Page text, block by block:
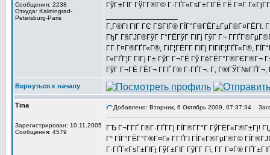
Сообщения: 2238
Откуда: Kaliningrad-
Petersburg-Paris
ГўГ±ГІГ ГўГ­Г®Г© Г·ГҐГ«ГѕГ±ГІГЁ ГЁ Г¤Г
Г‚Г®ГІ ГІГ ГЄ ГЅГІГ® ГЇГ°Г®ГЁГ±ГµГ®Г¤ГЁГІ.
ГђГ Г§ГЈГ®ГўГ Г°ГЁГўГ ГІГј ГўГ Г¬
Г­Г Г¤Г®ГҐГ«Г®, ГіГ¦ГЁГ­Г ГІГј ГІГїГ¦ГҐГ«Г®,
Г«ГҐГ¦Г ГІГј Г± ГўГ Г¬ГЁ Гў ГёГЁГ°Г®ГЄГ®Г¬
ГўГ Г¬ГЁ ГЁГ¬ Г­ГҐ Г® Г·ГҐГ¬. Г‚ Г®ГЎГ№ГҐГ¬,
Вернуться к началу
Tina
Зарегистрирован: 10.11.2005
Сообщения: 4579
Добавлено: Вторник, 6 Октябрь 2009, 07:37:34
ГЂ Г¬Г­ГҐ Г®Г·ГҐГ­Гј ГЇГ®Г­Г°Г ГўГЁГ«Г®Г±Гј!
Г“ ГЇГ°ГЁГ°Г®Г¤Г» Г­ГҐГІ ГЇГ«Г®ГµГ®Г©
Г·ГҐГ«ГѕГ±ГІГј ГўГ±ГІГ ГўГ­Г Гї, Г­Г Г¤Г®